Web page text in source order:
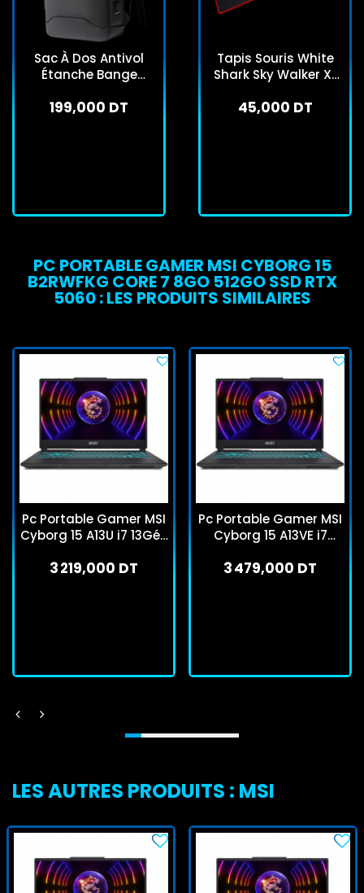
Sac À Dos Antivol
Étanche Bange
199,000 DT
Tapis Souris White
Shark Sky Walker XL
Rouge
45,000 DT
PC PORTABLE GAMER MSI CYBORG 15
B2RWFKG CORE 7 8GO 512GO SSD RTX
5060 : LES PRODUITS SIMILAIRES
Pc Portable Gamer MSI
Cyborg 15 A13U i7 13Gén
3050
3 219,000 DT
Pc Portable Gamer MSI
Cyborg 15 A13VE i7
RTX 4050
3 479,000 DT
LES AUTRES PRODUITS : MSI